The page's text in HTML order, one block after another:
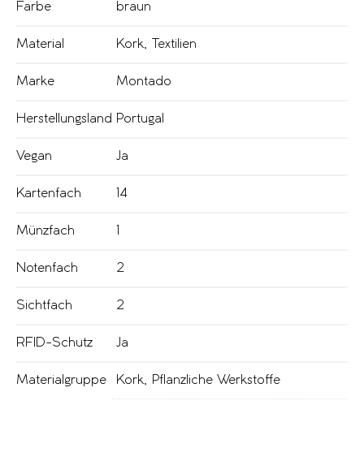
Farbe braun
Material Kork, Textilien
Marke Montado
Herstellungsland Portugal
Vegan Ja
Kartenfach 14
Münzfach
Notenfach 2
Sichtfach 2
RFID-Schutz Ja
Materialgruppe Kork, Pflanzliche Werkstoffe